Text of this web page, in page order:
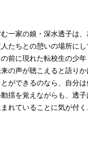
一家の娘・深水透子は
たちとの憩いの場所に
前に現れた転校生の少
の声が聴こえると語り
ができるのなら、自分
揺を覚えながらも、透
れていることに気が付く